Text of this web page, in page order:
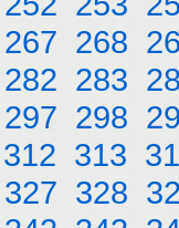
267 268
282 283
297 298
312 313
327 328